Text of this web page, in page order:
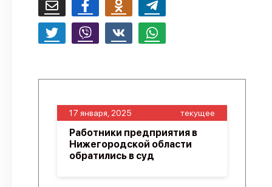
17 января, 2025 текущее
Работники предприятия в
Нижегородской области
обратились в суд